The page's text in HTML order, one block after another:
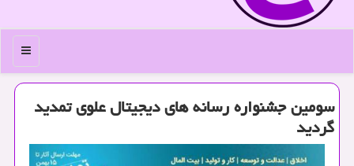
منو
سومین جشنواره رسانه های دیجیتال علوی تمدید
گردید